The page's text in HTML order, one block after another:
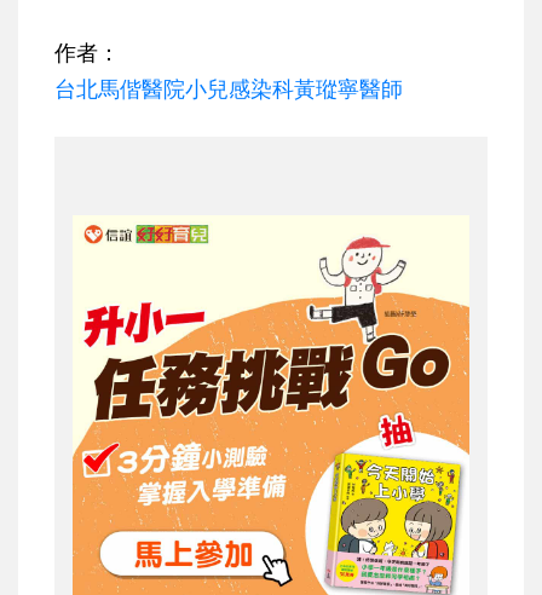
作者：
台北馬偕醫院小兒感染科黃瑽寧醫師